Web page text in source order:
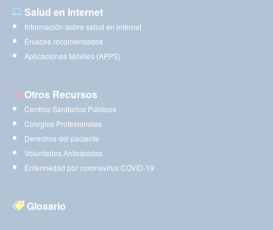
Salud en Internet
Información sobre salud en internet
Enlaces recomendados
Aplicaciones Móviles (APPS)
Otros Recursos
Centros Sanitarios Públicos
Colegios Profesionales
Derechos del paciente
Voluntades Anticipadas
Enfermedad por coronavirus COVID-19
Glosario